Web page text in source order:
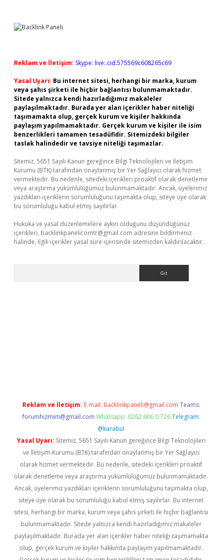
Reklam ve İletişim: Skype: live:.cid.575569c608265c69
Yasal Uyarı: Bu internet sitesi, herhangi bir marka, kurum
veya şahıs şirketi ile hiçbir bağlantısı bulunmamaktadır.
Sitede yalnızca kendi hazırladığımız makaleler
paylaşılmaktadır. Burada yer alan içerikler haber niteliği
taşımamakta olup, gerçek kurum ve kişiler hakkında
paylaşım yapılmamaktadır. Gerçek kurum ve kişiler ile isim
benzerlikleri tamamen tesadüfidir. Sitemizdeki bilgiler
taslak halindedir ve tavsiye niteliği taşımazlar.
Sitemiz, 5651 Sayılı Kanun gereğince Bilgi Teknolojileri ve İletişim
Kurumu (BTK) tarafından onaylanmış bir Yer Sağlayıcı olarak hizmet
vermektedir. Bu nedenle, sitedeki içerikleri proaktif olarak denetleme
veya araştırma yükümlülüğümüz bulunmamaktadır. Ancak, üyelerimiz
yazdıkları içeriklerin sorumluluğunu taşımakta olup, siteye üye olarak
bu sorumluluğu kabul etmiş sayılırlar.
Hukuka ve yasal düzenlemelere aykırı olduğunu düşündüğünüz
içerikleri, backlinkpanelicomtr@gmail.com adresine bildirmeniz
halinde, ilgili içerikler yasal süre içerisinde sitemizden kaldırılacaktır.
Reklam ve İletişim: E-mail: backlinkpaneli@gmail.com Teams:
forumhizmeti@gmail.com Whatsapp: 0262 606 0 726 Telegram:
@karabul
Yasal Uyarı: Sitemiz, 5651 Sayılı Kanun gereğince Bilgi Teknolojileri
ve İletişim Kurumu (BTK) tarafından onaylanmış bir Yer Sağlayıcı
olarak hizmet vermektedir. Bu nedenle, sitedeki içerikleri proaktif
olarak denetleme veya araştırma yükümlülüğümüz bulunmamaktadır.
Ancak, üyelerimiz yazdıkları içeriklerin sorumluluğunu taşımakta olup,
siteye üye olarak bu sorumluluğu kabul etmiş sayılırlar. Bu internet
sitesi, herhangi bir marka, kurum veya şahıs şirketi ile hiçbir bağlantısı
bulunmamaktadır. Sitede yalnızca kendi hazırladığımız makaleler
paylaşılmaktadır. Burada yer alan içerikler haber niteliği taşımamakta
olup, gerçek kurum ve kişiler hakkında paylaşım yapılmamaktadır.